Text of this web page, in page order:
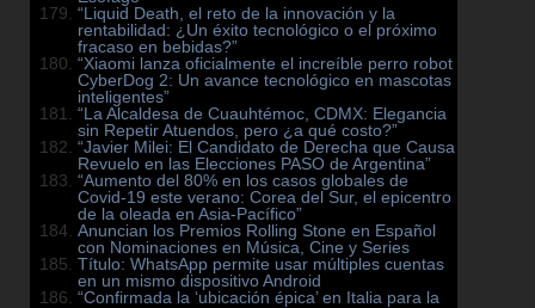
“Liquid Death, el reto de la innovación y la
rentabilidad: ¿Un éxito tecnológico o el próximo
fracaso en bebidas?”
“Xiaomi lanza oficialmente el increíble perro robot
CyberDog 2: Un avance tecnológico en mascotas
inteligentes”
“La Alcaldesa de Cuauhtémoc, CDMX: Elegancia
sin Repetir Atuendos, pero ¿a qué costo?”
“Javier Milei: El Candidato de Derecha que Causa
Revuelo en las Elecciones PASO de Argentina”
“Aumento del 80% en los casos globales de
Covid-19 este verano: Corea del Sur, el epicentro
de la oleada en Asia-Pacífico”
Anuncian los Premios Rolling Stone en Español
con Nominaciones en Música, Cine y Series
Título: WhatsApp permite usar múltiples cuentas
en un mismo dispositivo Android
“Confirmada la ‘ubicación épica’ en Italia para la